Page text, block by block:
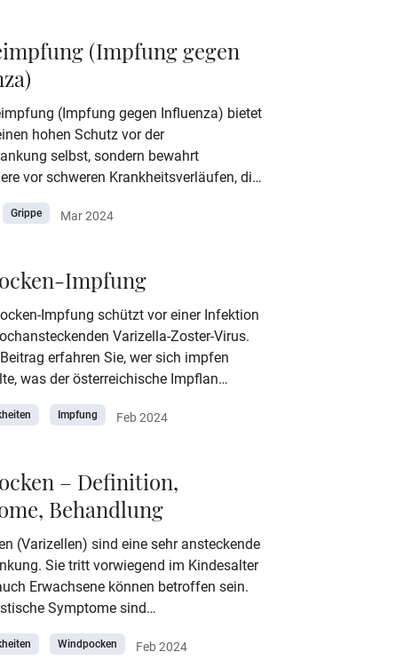
empfohlen wird und weitere
zur Rotavirus-Impfung.
(Impfung gegen
(Impfung gegen Influenza) bietet
hohen Schutz vor der
selbst, sondern bewahrt
vor schweren Krankheitsverläufen, die
Komplikationen wie Lungen-
einhergehen
es kommen kann und alles weitere
die Grippeimpfung lesen Sie in
Grippe Mar 2024
Impfung
Impfung schützt vor einer Infektion
Varizella-Zoster-Virus.
erfahren Sie, wer sich impfen
was der österreichische Impflan
weitere wichtige Informationen zur
Impfung.Impfung Feb 2024
– Definition,
Behandlung
(Varizellen) sind eine sehr ansteckende
Sie tritt vorwiegend im Kindesalter
Erwachsene können betroffen sein.
Symptome sind
Bläschen und starker Juckreiz.
verläuft die Erkrankung
Windpocken Feb 2024